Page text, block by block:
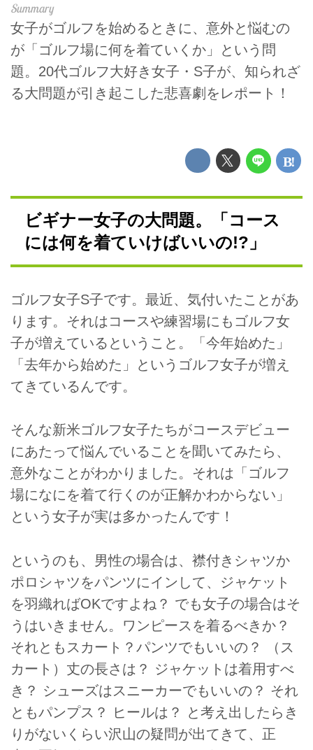
女子がゴルフを始めるときに、意外と悩むの
が「ゴルフ場に何を着ていくか」という問
題。20代ゴルフ大好き女子・S子が、知られざ
る大問題が引き起こした悲喜劇をレポート！
ビギナー女子の大問題。「コース
には何を着ていけばいいの!?」
ゴルフ女子S子です。最近、気付いたことがあ
ります。それはコースや練習場にもゴルフ女
子が増えているということ。「今年始めた」
「去年から始めた」というゴルフ女子が増え
てきているんです。
そんな新米ゴルフ女子たちがコースデビュー
にあたって悩んでいることを聞いてみたら、
意外なことがわかりました。それは「ゴルフ
場になにを着て行くのが正解かわからない」
という女子が実は多かったんです！
というのも、男性の場合は、襟付きシャツか
ポロシャツをパンツにインして、ジャケット
を羽織ればOKですよね？ でも女子の場合はそ
うはいきません。ワンピースを着るべきか？
それともスカート？パンツでもいいの？ （ス
カート）丈の長さは？ ジャケットは着用すべ
き？ シューズはスニーカーでもいいの？ それ
ともパンプス？ ヒールは？ と考え出したらき
りがないくらい沢山の疑問が出てきて、正